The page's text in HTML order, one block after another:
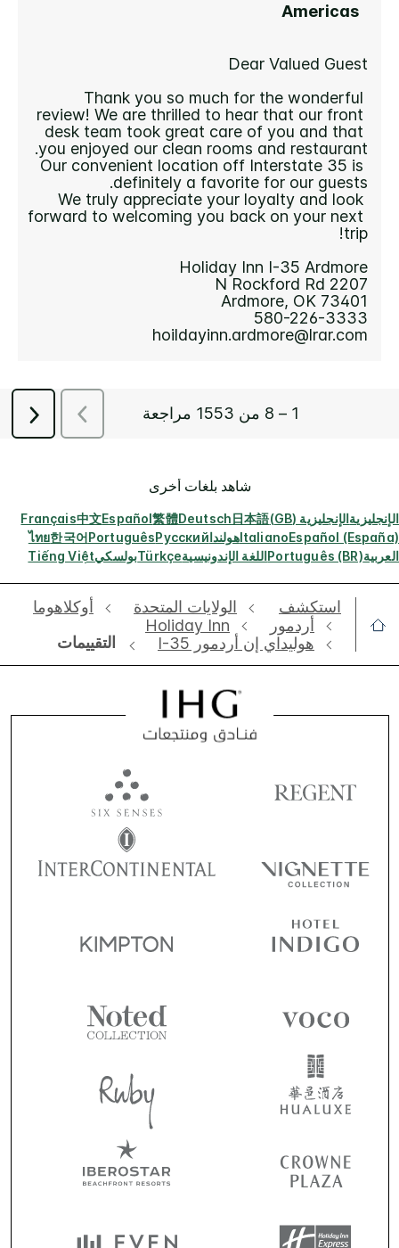
شاهد بلغات أخرى
الإنجليزيةالإنجليزية (GB) 日本語
Deutsch
繁體
Español
中文
Français
Español (España)
ItalianoهولنداРусский
Português
한국어
ไทย
العربيةPortuguês (BR)اللغة الإندونيسيةTürkçeبولسكيTiếng Việt
استكشف الولايات المتحدة
أوكلاهوما
أردمور
Holiday Inn
هوليداي إن أردمور I-35
التقييمات